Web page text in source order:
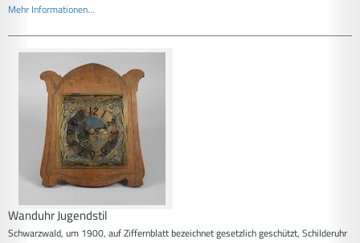
Mehr Informationen...
Wanduhr Jugendstil
Schwarzwald, um 1900, auf Ziffernblatt bezeichnet gesetzlich geschützt, Schilderuhr